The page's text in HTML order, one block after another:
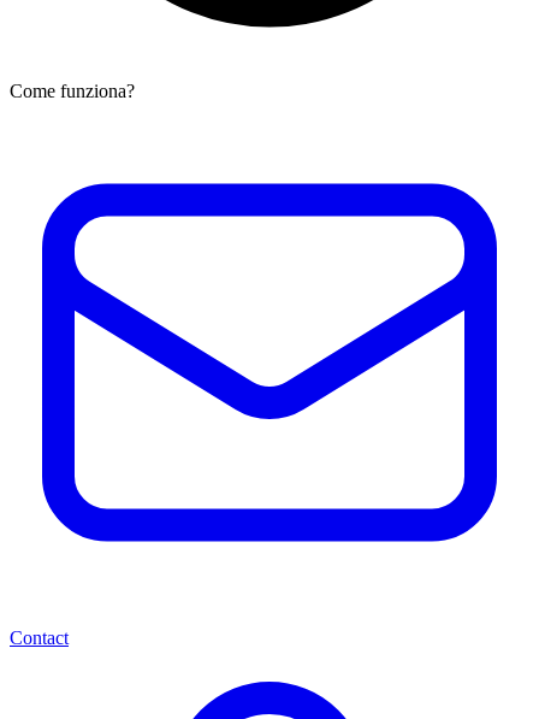
Come funziona?
Contact